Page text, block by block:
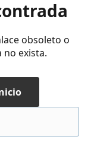
obsoleto o
no exista.